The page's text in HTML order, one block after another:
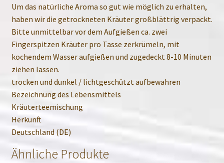
Um das natürliche Aroma so gut wie möglich zu erhalten,
haben wir die getrockneten Kräuter großblättrig verpackt.
Bitte unmittelbar vor dem Aufgießen ca. zwei
Fingerspitzen Kräuter pro Tasse zerkrümeln, mit
kochendem Wasser aufgießen und zugedeckt 8-10 Minuten
ziehen lassen.
trocken und dunkel / lichtgeschützt aufbewahren
Bezeichnung des Lebensmittels
Kräuterteemischung
Herkunft
Deutschland (DE)
Ähnliche Produkte